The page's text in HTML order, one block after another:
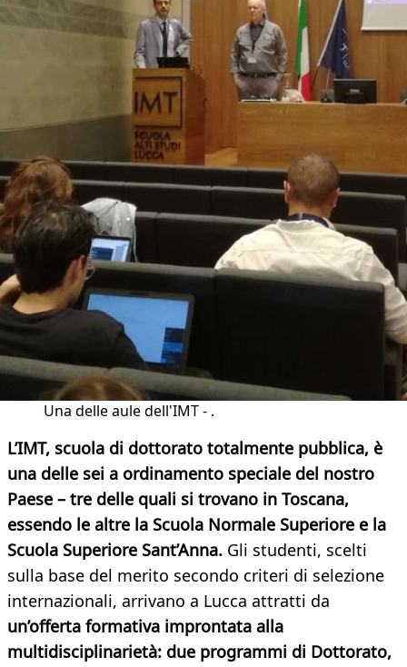
Una delle aule dell'IMT - .
L’IMT, scuola di dottorato totalmente pubblica, è
una delle sei a ordinamento speciale del nostro
Paese – tre delle quali si trovano in Toscana,
essendo le altre la Scuola Normale Superiore e la
Scuola Superiore Sant’Anna. Gli studenti, scelti
sulla base del merito secondo criteri di selezione
internazionali, arrivano a Lucca attratti da
un’offerta formativa improntata alla
multidisciplinarietà: due programmi di Dottorato,